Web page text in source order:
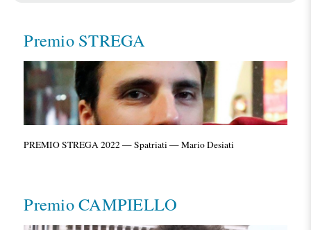
Premio STREGA
PREMIO STREGA 2022 — Spatriati — Mario Desiati
Premio CAMPIELLO